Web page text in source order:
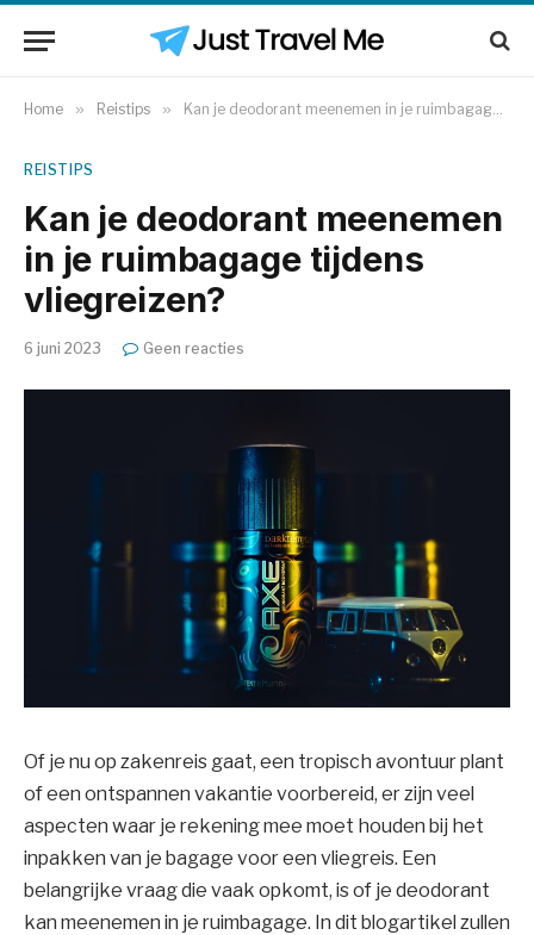
Home » Reistips » Kan je deodorant meenemen in je ruimbagage tijdens vliegreizen?
REISTIPS
Kan je deodorant meenemen
in je ruimbagage tijdens
vliegreizen?
6 juni 2023 Geen reacties
Of je nu op zakenreis gaat, een tropisch avontuur plant
of een ontspannen vakantie voorbereid, er zijn veel
aspecten waar je rekening mee moet houden bij het
inpakken van je bagage voor een vliegreis. Een
belangrijke vraag die vaak opkomt, is of je deodorant
kan meenemen in je ruimbagage. In dit blogartikel zullen